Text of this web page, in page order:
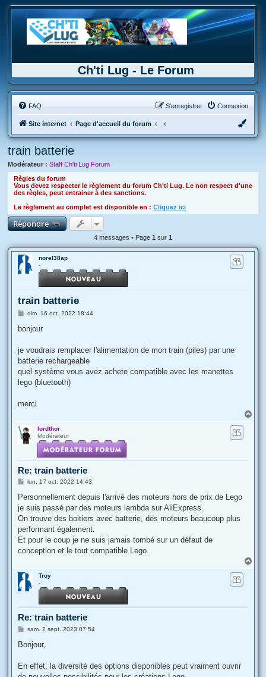
Ch'ti Lug - Le Forum
FAQ Connexion
S’enregistrer
Site internet Page d'accueil du forum
train batterie
Modérateur : Staff Ch'ti Lug Forum
Règles du forum
Vous devez respecter le règlement du forum Ch'ti Lug. Le non respect d'une
des règles, peut entrainer à des sanctions.
Le règlement au complet est disponible en : Cliquez ici
Répondre
4 messages • Page 1 sur 1
norel38ap
-
train batterie
M
s
g
dim. 16 oct. 2022 18:44
bonjour
je voudrais remplacer l'alimentation de mon train (piles) par une
batterie rechargeable
quel système vous avez achete compatible avec les manettes
lego (bluetooth)
merci
a
lordthor
Modérateur
Re: train batterie
M
s
a
g
lun. 17 oct. 2022 14:43
Personnellement depuis l'arrivé des moteurs hors de prix de Lego
je suis passé par des moteurs lambda sur AliExpress.
On trouve des boitiers avec batterie, des moteurs beaucoup plus
performant également.
Et pour le coup je ne suis jamais tombé sur un défaut de
conception et le tout compatible Lego.
a
Troy
-
Re: train batterie
M
s
g
sam. 2 sept. 2023 07:54
Bonjour,
En effet, la diversité des options disponibles peut vraiment ouvrir